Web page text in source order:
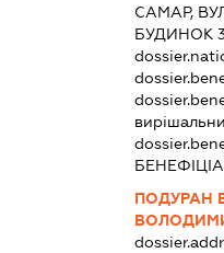
САМАР,
БУДИНОК
ПОДУРАН